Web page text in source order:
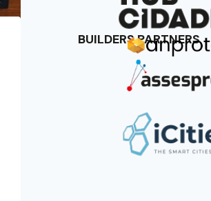
BUILDERS PARTNERS